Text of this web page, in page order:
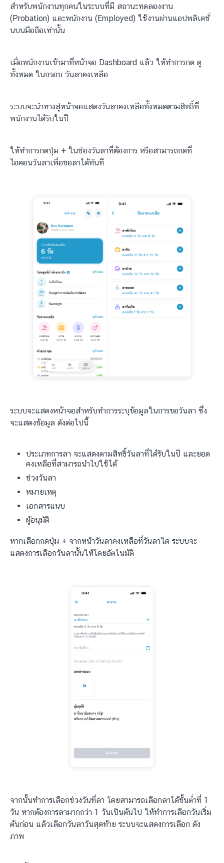
สำหรับพนักงานทุกคนในระบบที่มี สถานะทดลองงาน
(Probation) และพนักงาน (Employed) ใช้งานผ่านแอปพลิเคชั่
นบนมือถือเท่านั้น
เมื่อพนักงานเข้ามาที่หน้าจอ Dashboard แล้ว ให้ทำการกด ดู
ทั้งหมด ในกรอบ วันลาคงเหลือ
ระบบจะนำทางสู่หน้าจอแสดงวันลาคงเหลือทั้งหมดตามสิทธิ์ที่
พนักงานได้รับในปี
ให้ทำการกดปุ่ม + ในช่องวันลาที่ต้องการ หรือสามารถกดที่
ไอคอนวันลาเพื่อขอลาได้ทันที
ระบบจะแสดงหน้าจอสำหรับทำการระบุข้อมูลในการขอวันลา ซึ่ง
จะแสดงข้อมูล ดังต่อไปนี้
ประเภทการลา จะแสดงตามสิทธิ์วันลาที่ได้รับในปี และยอด
คงเหลือที่สามารถนำไปใช้ได้
ช่วงวันลา
หมายเหตุ
เอกสารแนบ
ผู้อนุมัติ
หากเลือกกดปุ่ม + จากหน้าวันลาคงเหลือที่วันลาใด ระบบจะ
แสดงการเลือกวันลานั้นให้โดยอัตโนมัติ
จากนั้นทำการเลือกช่วงวันที่ลา โดยสามารถเลือกลาได้ขั้นต่ำที่ 1
วัน หากต้องการลามากกว่า 1 วันเป็นต้นไป ให้ทำการเลือกวันเริ่ม
ต้นก่อน แล้วเลือกวันลาวันสุดท้าย ระบบจะแสดงการเลือก ดัง
ภาพ